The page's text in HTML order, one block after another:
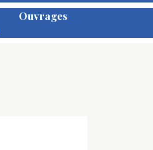
Ouvrages